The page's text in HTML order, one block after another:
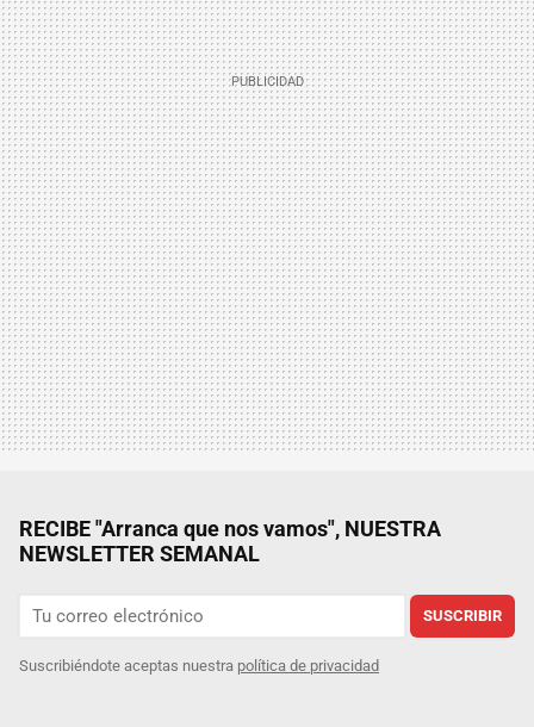
RECIBE "Arranca que nos vamos", NUESTRA
NEWSLETTER SEMANAL
SUSCRIBIR
Suscribiéndote aceptas nuestra política de privacidad